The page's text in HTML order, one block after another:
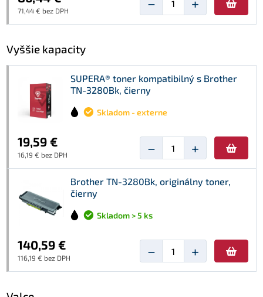
71,44 € bez DPH
Vyššie kapacity
SUPERA® toner kompatibilný s Brother
TN-3280Bk, čierny
Skladom - externe
19,59 €
16,19 € bez DPH − +
Brother TN-3280Bk, originálny toner,
čierny
Skladom > 5 ks
140,59 €
116,19 € bez DPH − +